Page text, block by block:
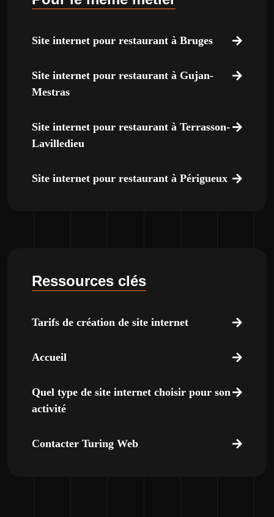
Site internet pour restaurant à Bruges
Site internet pour restaurant à Gujan-
Mestras
Site internet pour restaurant à Terrasson-
Lavilledieu
Site internet pour restaurant à Périgueux
Ressources clés
Tarifs de création de site internet
Accueil
Quel type de site internet choisir pour son
activité
Contacter Turing Web